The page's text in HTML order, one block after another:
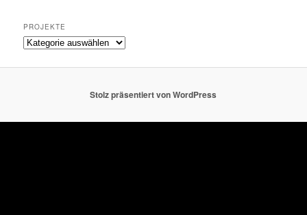
PROJEKTE
Projekte
Stolz präsentiert von WordPress